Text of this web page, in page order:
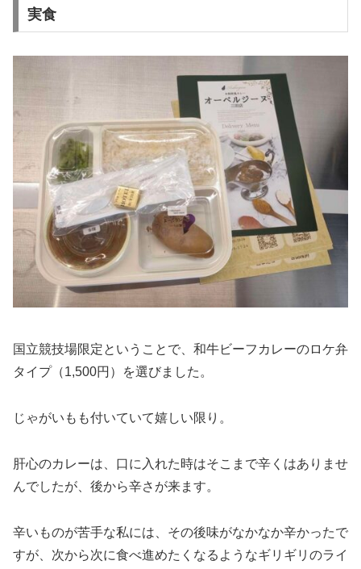
実食
国立競技場限定ということで、和牛ビーフカレーのロケ弁
タイプ（1,500円）を選びました。
じゃがいもも付いていて嬉しい限り。
肝心のカレーは、口に入れた時はそこまで辛くはありませ
んでしたが、後から辛さが来ます。
辛いものが苦手な私には、その後味がなかなか辛かったで
すが、次から次に食べ進めたくなるようなギリギリのライ